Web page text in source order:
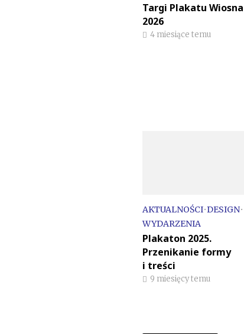
Targi Plakatu Wiosna
2026
4 miesiące temu
AKTUALNOŚCI•DESIGN•
WYDARZENIA
Plakaton 2025.
Przenikanie formy
i treści
9 miesięcy temu